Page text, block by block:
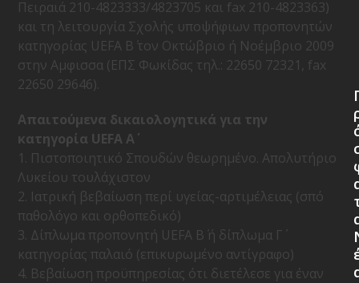
Πειραιά 210-4823333/4823705 και fax 210-4823363)
και τη λειτουργία Σχολής υποψήφιων προπονητών
κατηγορίας UEFA Β΄ τον Οκτώβριο ή Νοέμβριο 2009
στην Αμφισσα (ΕΠΣ Φωκίδας τηλ.: 22650 72321, fax
22650 29646).
Aπαιτούμενα δικαιολογητικά για την
κατηγορία UEFA Α΄
1. Πιστοποιητικό Σπουδών θεωρημένο. Απολυτήριο
Λυκείου τουλάχιστον
2. Ιατρική βεβαίωση περί υγείας-αρτιμέλειας (σπό
παθολόγο και ορθοπεδικό)
3. Δίπλωμα προπονητή UEFA Β΄ ή δίπλωμα Γ΄
κατηγορίας παλαιό (επικυρωμένο αντίγραφο)
4. Βεβαίωση προϋπηρεσίας ότι διετέλεσε για έναν